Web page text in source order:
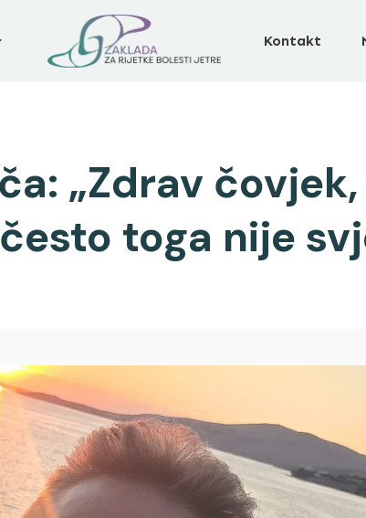
Kontakt
„Zdrav
toga nije